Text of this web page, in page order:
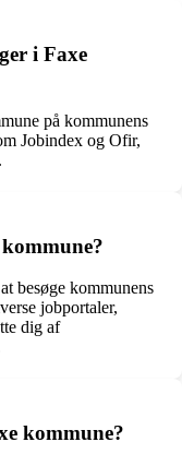
i Faxe
på kommunens
Jobindex og Ofir,
besøge kommunens
jobportaler,
dig af
kommune?